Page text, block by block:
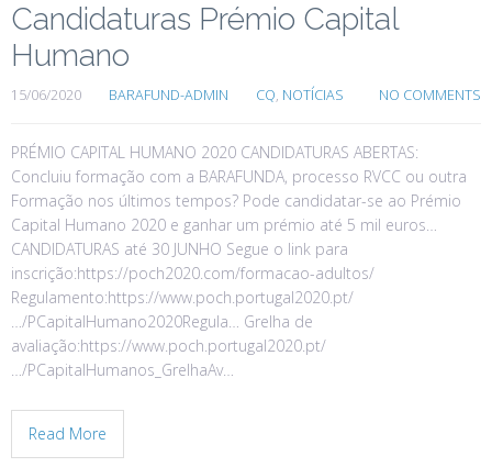
Candidaturas Prémio Capital
Humano
15/06/2020 BARAFUND-ADMIN CQ, NOTÍCIAS NO COMMENTS
PRÉMIO CAPITAL HUMANO 2020 CANDIDATURAS ABERTAS:
Concluiu formação com a BARAFUNDA, processo RVCC ou outra
Formação nos últimos tempos? Pode candidatar-se ao Prémio
Capital Humano 2020 e ganhar um prémio até 5 mil euros…
CANDIDATURAS até 30 JUNHO Segue o link para
inscrição:https://poch2020.com/formacao-adultos/
Regulamento:https://www.poch.portugal2020.pt/
…/PCapitalHumano2020Regula… Grelha de
avaliação:https://www.poch.portugal2020.pt/
…/PCapitalHumanos_GrelhaAv…
Read More